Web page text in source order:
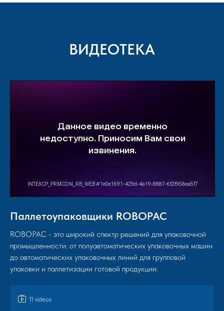
ВИДЕОТЕКА
11 videos
Паллетоупаковщики ROBOPAC
ROBOPAC - это широкий спектр решений для упаковочной
промышленности: от полуавтоматических упаковочных машин
до автоматических упаковочных линий для групповой
упаковки и паллетизации готовой продукции.